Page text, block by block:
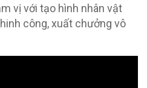
vị với tạo hình nhân vật
công, xuất chưởng vô